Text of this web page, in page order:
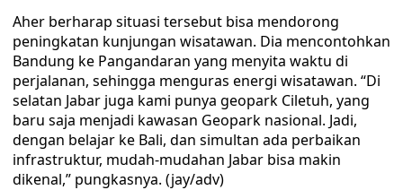
Aher berharap situasi tersebut bisa mendorong
peningkatan kunjungan wisatawan. Dia mencontohkan
Bandung ke Pangandaran yang menyita waktu di
perjalanan, sehingga menguras energi wisatawan. “Di
selatan Jabar juga kami punya geopark Ciletuh, yang
baru saja menjadi kawasan Geopark nasional. Jadi,
dengan belajar ke Bali, dan simultan ada perbaikan
infrastruktur, mudah-mudahan Jabar bisa makin
dikenal,” pungkasnya. (jay/adv)